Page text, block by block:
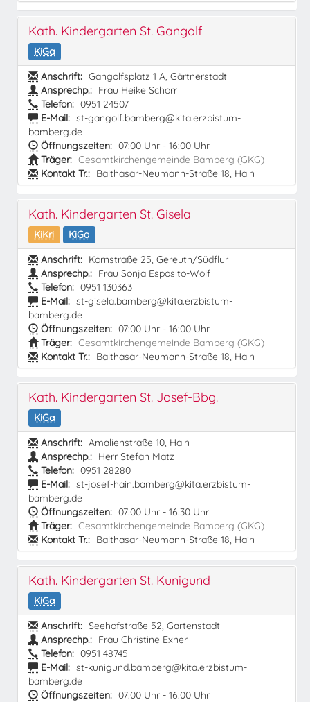
Kath. Kindergarten St. Gangolf
KiGa
Anschrift: Gangolfsplatz 1 A, Gärtnerstadt
Ansprechp.: Frau Heike Schorr
Telefon: 0951 24507
E-Mail: st-gangolf.bamberg@kita.erzbistum-
bamberg.de
Öffnungszeiten: 07:00 Uhr - 16:00 Uhr
Träger: Gesamtkirchengemeinde Bamberg (GKG)
Kontakt Tr.: Balthasar-Neumann-Straße 18, Hain
Kath. Kindergarten St. Gisela
KiKri
KiGa
Anschrift: Kornstraße 25, Gereuth/Südflur
Ansprechp.: Frau Sonja Esposito-Wolf
Telefon: 0951 130363
E-Mail: st-gisela.bamberg@kita.erzbistum-
bamberg.de
Öffnungszeiten: 07:00 Uhr - 16:00 Uhr
Träger: Gesamtkirchengemeinde Bamberg (GKG)
Kontakt Tr.: Balthasar-Neumann-Straße 18, Hain
Kath. Kindergarten St. Josef-Bbg.
KiGa
Anschrift: Amalienstraße 10, Hain
Ansprechp.: Herr Stefan Matz
Telefon: 0951 28280
E-Mail: st-josef-hain.bamberg@kita.erzbistum-
bamberg.de
Öffnungszeiten: 07:00 Uhr - 16:30 Uhr
Träger: Gesamtkirchengemeinde Bamberg (GKG)
Kontakt Tr.: Balthasar-Neumann-Straße 18, Hain
Kath. Kindergarten St. Kunigund
KiGa
Anschrift: Seehofstraße 52, Gartenstadt
Ansprechp.: Frau Christine Exner
Telefon: 0951 48745
E-Mail: st-kunigund.bamberg@kita.erzbistum-
bamberg.de
Öffnungszeiten: 07:00 Uhr - 16:00 Uhr